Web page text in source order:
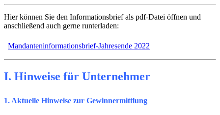
Hier können Sie den Informationsbrief als pdf-Datei öffnen und
anschließend auch gerne runterladen:
Mandanteninformationsbrief-Jahresende 2022
I. Hinweise für Unternehmer
1. Aktuelle Hinweise zur Gewinnermittlung